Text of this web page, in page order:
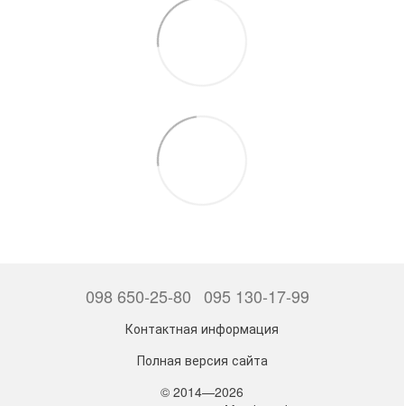
098 650-25-80 095 130-17-99
Контактная информация
Полная версия сайта
© 2014—2026